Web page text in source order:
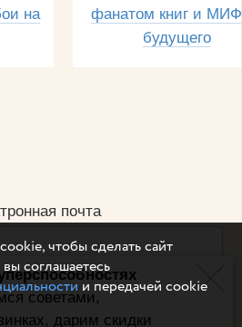
советами,
дарим скидки
на
фанатом книг и
будущего
почта
dulsineya@gmail.com
спама и смс
чтобы сделать сайт
соглашаетесь
и передачей cookie